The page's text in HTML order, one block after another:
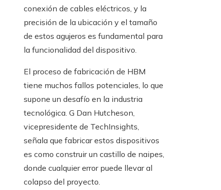
conexión de cables eléctricos, y la
precisión de la ubicación y el tamaño
de estos agujeros es fundamental para
la funcionalidad del dispositivo.
El proceso de fabricación de HBM
tiene muchos fallos potenciales, lo que
supone un desafío en la industria
tecnológica. G Dan Hutcheson,
vicepresidente de TechInsights,
señala que fabricar estos dispositivos
es como construir un castillo de naipes,
donde cualquier error puede llevar al
colapso del proyecto.